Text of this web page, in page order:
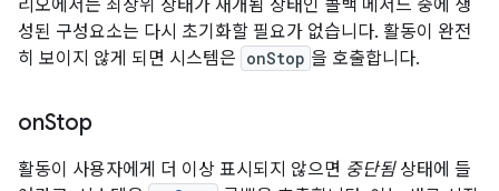
리오에서는 최상위 상태가 재개됨 상태인 콜백 메서드 중에 생
성된 구성요소는 다시 초기화할 필요가 없습니다. 활동이 완전
히 보이지 않게 되면 시스템은 onStop 을 호출합니다.
onStop
활동이 사용자에게 더 이상 표시되지 않으면 중단됨상태에 들